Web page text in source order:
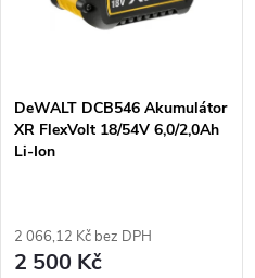
DeWALT DCB546 Akumulátor
XR FlexVolt 18/54V 6,0/2,0Ah
Li-Ion
2 066,12 Kč bez DPH
2 500 Kč